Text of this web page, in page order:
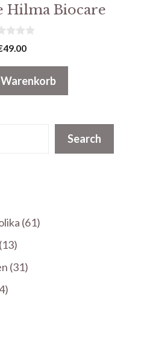
Hilma Biocare
49.00
Warenkorb
Search
6161
1313
Produkte
3131
4